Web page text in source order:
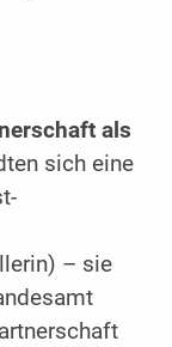
als
sich eine
– sie